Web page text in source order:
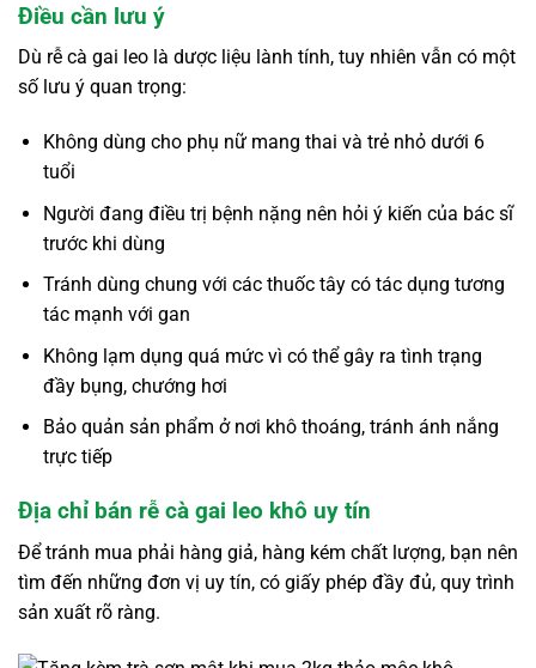
Điều cần lưu ý
Dù rễ cà gai leo là dược liệu lành tính, tuy nhiên vẫn có một
số lưu ý quan trọng:
Không dùng cho phụ nữ mang thai và trẻ nhỏ dưới 6
tuổi
Người đang điều trị bệnh nặng nên hỏi ý kiến của bác sĩ
trước khi dùng
Tránh dùng chung với các thuốc tây có tác dụng tương
tác mạnh với gan
Không lạm dụng quá mức vì có thể gây ra tình trạng
đầy bụng, chướng hơi
Bảo quản sản phẩm ở nơi khô thoáng, tránh ánh nắng
trực tiếp
Địa chỉ bán rễ cà gai leo khô uy tín
Để tránh mua phải hàng giả, hàng kém chất lượng, bạn nên
tìm đến những đơn vị uy tín, có giấy phép đầy đủ, quy trình
sản xuất rõ ràng.